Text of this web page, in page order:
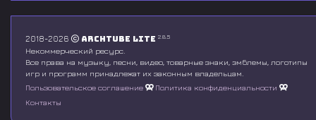
2018-2026 Archtube Lite 2.8.5
Некоммерческий ресурс.
Все права на музыку, песни, видео, товарные знаки, эмблемы, логотипы
игр и программ принадлежат их законным владельцам.
Пользовательское соглашение
Политика конфиденциальности
Контакты